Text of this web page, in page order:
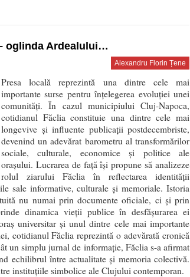
oglinda Ardealului…
Alexandru Florin Țene
Presa locală reprezintă una dintre cele mai
importante surse pentru înțelegerea evoluției unei
comunități. În cazul municipiului Cluj-Napoca,
cotidianul Făclia constituie una dintre cele mai
longevive și influente publicații postdecembriste,
devenind un adevărat barometru al transformărilor
sociale, culturale, economice și politice ale
orașului. Lucrarea de față își propune să analizeze
rolul ziarului Făclia în reflectarea identității
sale informative, culturale și memoriale. Istoria
nu numai prin documente oficiale, ci și prin
dinamica vieții publice în desfășurarea ei
universitar și unul dintre cele mai importante
cotidianul Făclia reprezintă o adevărată cronică
un simplu jurnal de informație, Făclia s-a afirmat
echilibrul între actualitate și memoria colectivă.
instituțiile simbolice ale Clujului contemporan.